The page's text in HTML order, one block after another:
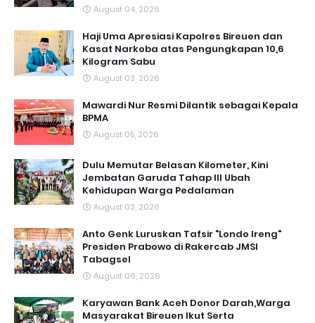
August 04, 2026
Haji Uma Apresiasi Kapolres Bireuen dan
Kasat Narkoba atas Pengungkapan 10,6
Kilogram Sabu
August 03, 2026
Mawardi Nur Resmi Dilantik sebagai Kepala
BPMA
August 05, 2026
Dulu Memutar Belasan Kilometer, Kini
Jembatan Garuda Tahap III Ubah
Kehidupan Warga Pedalaman ‎
August 03, 2026
Anto Genk Luruskan Tafsir "Londo Ireng"
Presiden Prabowo di Rakercab JMSI
Tabagsel
August 06, 2026
Karyawan Bank Aceh Donor Darah,Warga
Masyarakat Bireuen Ikut Serta